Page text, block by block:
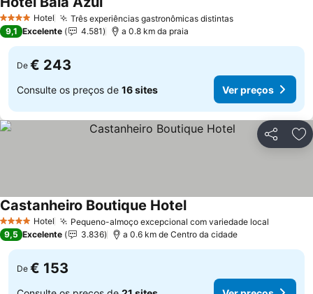
4 EstrelasHotel Três experiências gastronômicas distintasVer preços
Ver preços
9,1 Excelente 4.581 a 0.8 km da praia
De € 243
Consulte os preços de 16 sites Ver preços
Partilhar
4 EstrelasHotel Pequeno-almoço excepcional com variedade local
Castanheiro Boutique HotelVer preços
9,5 Excelente 3.836 a 0.6 km de Centro da cidade
De € 153